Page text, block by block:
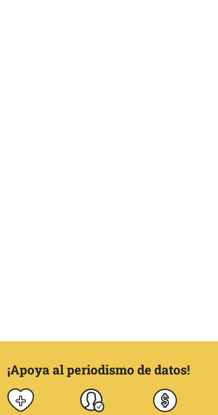
¡Apoya al periodismo de datos!